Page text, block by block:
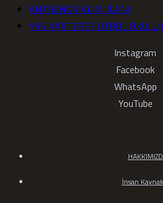
ANTRENÖR ALIMI İLANI
YKS KARTEPE FUTBOL OKULU
Instagram
Facebook
WhatsApp
YouTube
İnsan